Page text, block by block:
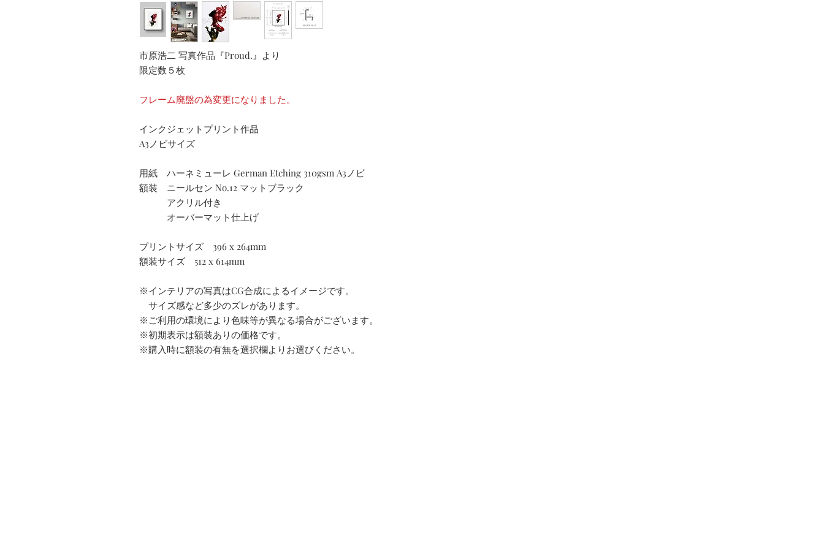
市原浩二 写真作品『Proud.』より
限定数５枚
フレーム廃盤の為変更になりました。
インクジェットプリント作品
A3ノビサイズ
用紙 ハーネミューレ German Etching 310gsm A3ノビ
額装 ニールセン No.12 マットブラック
アクリル付き
オーバーマット仕上げ
プリントサイズ 396 x 264mm
額装サイズ 512 x 614mm
※インテリアの写真はCG合成によるイメージです。
サイズ感など多少のズレがあります。
※ご利用の環境により色味等が異なる場合がございます。
※初期表示は額装ありの価格です。
※購入時に額装の有無を選択欄よりお選びください。